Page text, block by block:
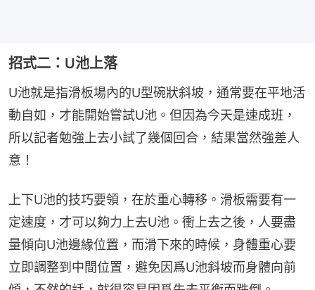
招式二：U池上落
U池就是指滑板場內的U型碗狀斜坡，通常要在平地活
動自如，才能開始嘗試U池。但因為今天是速成班，
所以記者勉強上去小試了幾個回合，結果當然強差人
意！
上下U池的技巧要領，在於重心轉移。滑板需要有一
定速度，才可以夠力上去U池。衝上去之後，人要盡
量傾向U池邊緣位置，而滑下來的時候，身體重心要
立即調整到中間位置，避免因爲U池斜坡而身體向前